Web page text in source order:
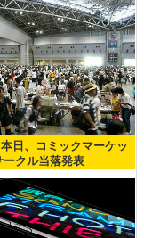
日、コミックマーケッ
ークル当落発表